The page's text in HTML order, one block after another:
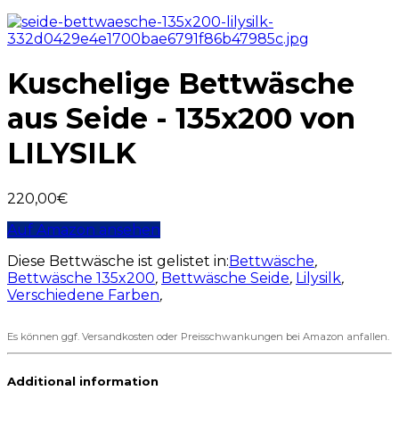
Kuschelige Bettwäsche
aus Seide - 135x200 von
LILYSILK
220,00€
Auf Amazon ansehen
Diese Bettwäsche ist gelistet in:Bettwäsche,
Bettwäsche 135x200, Bettwäsche Seide, Lilysilk,
Verschiedene Farben,
Es können ggf. Versandkosten oder Preisschwankungen bei Amazon anfallen.
Additional information